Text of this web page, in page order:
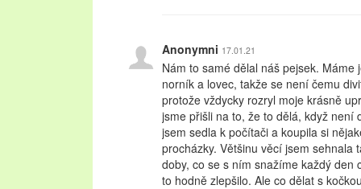
Anonymni 17.01.21
Nám to samé dělal náš pejsek.
norník a lovec, takže se není čemu
protože vždycky rozryl moje krásně
jsme přišli na to, že to dělá, když není
jsem sedla k počítači a koupila si
procházky. Většinu věcí jsem sehnala
doby, co se s ním snažíme každý den
to hodně zlepšilo. Ale co dělat s